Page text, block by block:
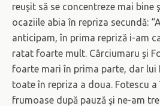
reuşit să se concentreze mai bine
ocaziile abia în repriza secundă:
anticipam, în prima repriză i-am
ratat foarte mult. Cârciumaru şi
foarte mari în prima parte, dar lui
toate în repriza a doua. Fotescu
frumoase după pauză şi ne-am